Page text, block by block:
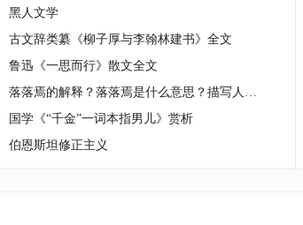
黑人文学
古文辞类纂《柳子厚与李翰林建书》全文
鲁迅《一思而行》散文全文
落落焉的解释？落落焉是什么意思？描写人的词语
国学《“千金”一词本指男儿》赏析
伯恩斯坦修正主义